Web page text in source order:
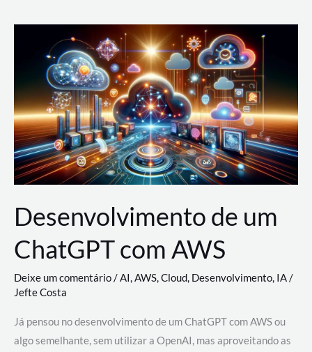
Nuvem:
Google
Cloud,
AWS
e
Azure
Desenvolvimento de um
ChatGPT com AWS
Deixe um comentário/AI,AWS,Cloud, Desenvolvimento, IA/
Jefte Costa
Já pensou no desenvolvimento de um ChatGPT com AWS ou
algo semelhante, sem utilizar a OpenAI, mas aproveitando as